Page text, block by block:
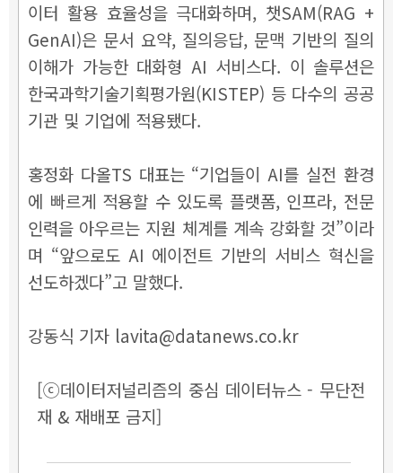
이터 활용 효율성을 극대화하며, 챗SAM(RAG +
GenAI)은 문서 요약, 질의응답, 문맥 기반의 질의
이해가 가능한 대화형 AI 서비스다. 이 솔루션은
한국과학기술기획평가원(KISTEP) 등 다수의 공공
기관 및 기업에 적용됐다.
홍정화 다올TS 대표는 “기업들이 AI를 실전 환경
에 빠르게 적용할 수 있도록 플랫폼, 인프라, 전문
인력을 아우르는 지원 체계를 계속 강화할 것”이라
며 “앞으로도 AI 에이전트 기반의 서비스 혁신을
선도하겠다”고 말했다.
강동식 기자 lavita@datanews.co.kr
[ⓒ데이터저널리즘의 중심 데이터뉴스 - 무단전
재 & 재배포 금지]